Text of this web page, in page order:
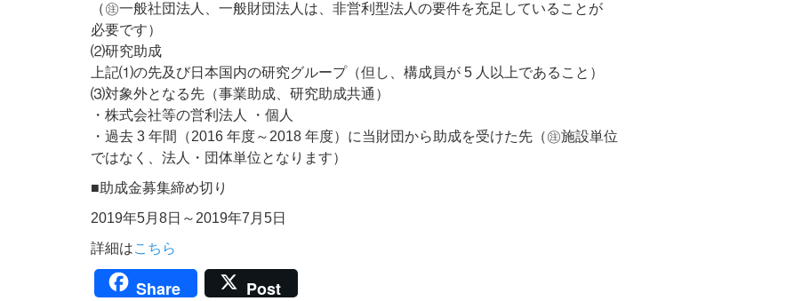
（㊟一般社団法人、一般財団法人は、非営利型法人の要件を充足していることが
必要です）
⑵研究助成
上記⑴の先及び日本国内の研究グループ（但し、構成員が 5 人以上であること）
⑶対象外となる先（事業助成、研究助成共通）
・株式会社等の営利法人 ・個人
・過去 3 年間（2016 年度～2018 年度）に当財団から助成を受けた先（㊟施設単位
ではなく、法人・団体単位となります）
■助成金募集締め切り
2019年5月8日～2019年7月5日
詳細はこちら
Share Post